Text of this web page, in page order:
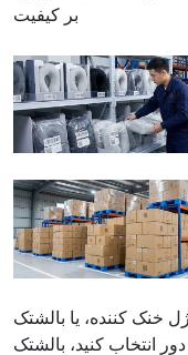
بر کیفیت
خنک کننده، یا بالشتک
انتخاب کنید، بالشتک